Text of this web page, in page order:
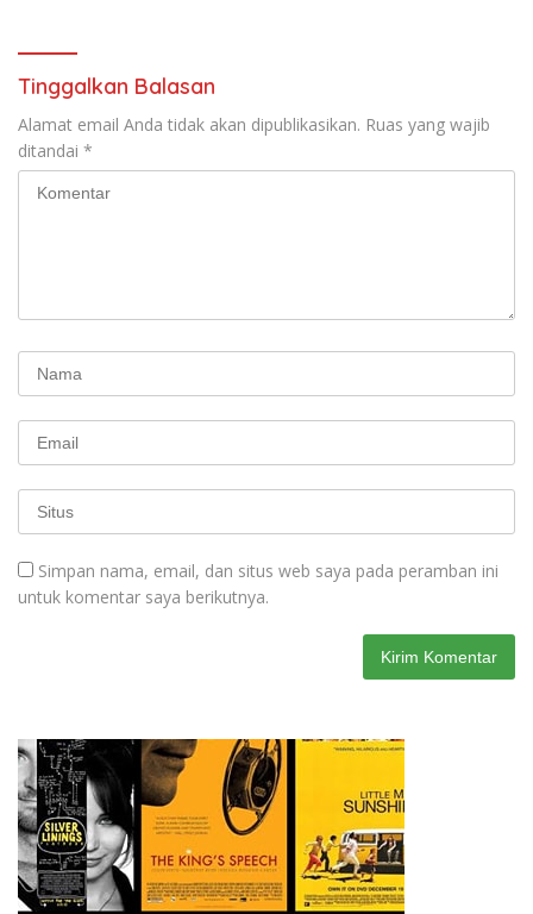
Pengembangan Organisasi
KBI yang Berbasis Riset di
seluruh Indonesia dan
Mancanegara”.
Tinggalkan Balasan
Alamat email Anda tidak akan dipublikasikan. Ruas yang wajib
ditandai *
Simpan nama, email, dan situs web saya pada peramban ini
untuk komentar saya berikutnya.